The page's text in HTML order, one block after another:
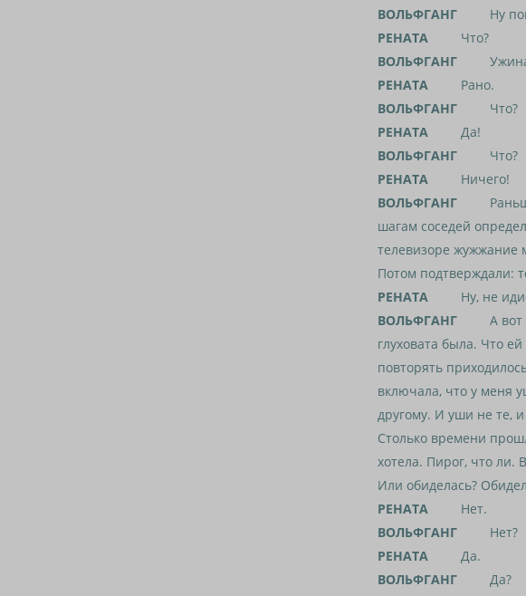
ВОЛЬФГАНГ Ну
РЕНАТА Что?
ВОЛЬФГАНГ
РЕНАТА Рано.
ВОЛЬФГАНГ Что?
РЕНАТА Да!
ВОЛЬФГАНГ Что?
РЕНАТА Ничего!
ВОЛЬФГАНГ Раньше
шагам соседей
телевизоре жужжание
Потом подтверждали:
РЕНАТА Ну, не
ВОЛЬФГАНГ А вот
глуховата была. Что
повторять
включала, что у меня
другому. И уши не те,
Столько времени
хотела. Пирог, что
Или обиделась?
РЕНАТА Нет.
ВОЛЬФГАНГ Нет?
РЕНАТА Да.
ВОЛЬФГАНГ Да?